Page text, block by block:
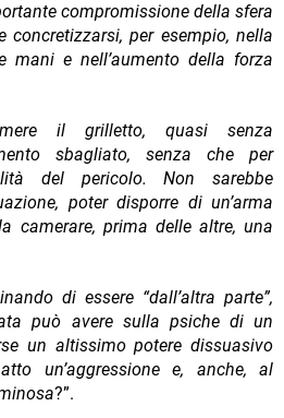
compromissione della sfera
concretizzarsi, per esempio, nella
mani e nell’aumento della forza
il grilletto, quasi senza
sbagliato, senza che per
del pericolo. Non sarebbe
poter disporre di un’arma
camerare, prima delle altre, una
di essere “dall’altra parte”,
può avere sulla psiche di un
un altissimo potere dissuasivo
un’aggressione e, anche, al
?”.